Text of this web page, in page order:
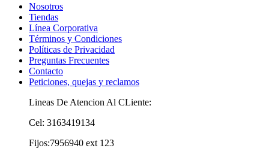
Nosotros
Tiendas
Línea Corporativa
Términos y Condiciones
Políticas de Privacidad
Preguntas Frecuentes
Contacto
Peticiones, quejas y reclamos
Lineas De Atencion Al CLiente:
Cel: 3163419134
Fijos:7956940 ext 123